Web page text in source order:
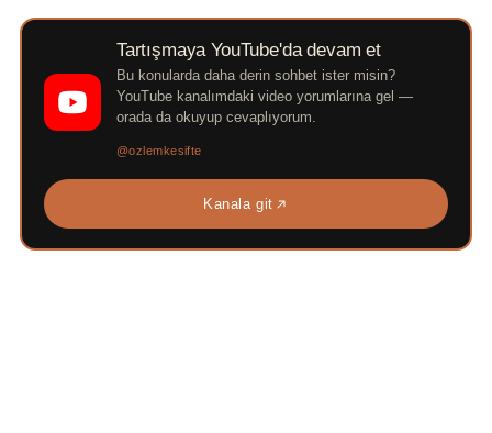
Tartışmaya YouTube'da devam et
Bu konularda daha derin sohbet ister misin?
YouTube kanalımdaki video yorumlarına gel —
orada da okuyup cevaplıyorum.
@ozlemkesifte
Kanala git